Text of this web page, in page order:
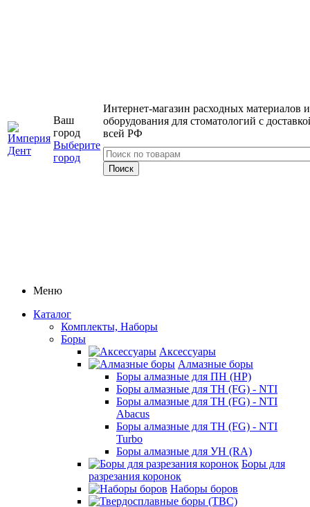
Ваш
город
Выберите
город
Интернет-магазин расходных материалов и
оборудования для стоматологий с
всей РФ
Меню
Каталог
Комплекты, Наборы
Боры
Аксессуары
Алмазные боры
Боры алмазные для ПН (HP)
Боры алмазные для ТН (FG) - NTI
Боры алмазные для ТН (FG) - NTI
Abacus
Боры алмазные для ТН (FG) - NTI
Turbo
Боры алмазные для УН (RA)
Боры для
разрезания коронок
Наборы боров